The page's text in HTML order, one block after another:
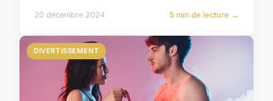
20 décembre 2024 5 min de lecture →
DIVERTISSEMENT